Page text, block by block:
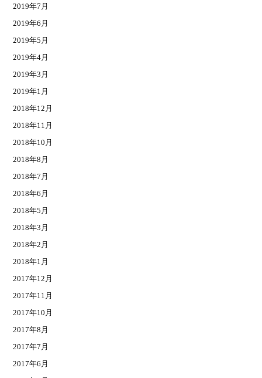
2019年7月
2019年6月
2019年5月
2019年4月
2019年3月
2019年1月
2018年12月
2018年11月
2018年10月
2018年8月
2018年7月
2018年6月
2018年5月
2018年3月
2018年2月
2018年1月
2017年12月
2017年11月
2017年10月
2017年8月
2017年7月
2017年6月